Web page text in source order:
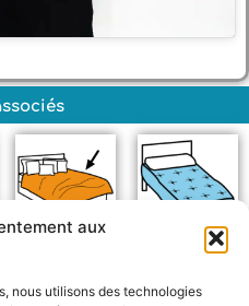
aux
nous utilisons des technologies
Matelas